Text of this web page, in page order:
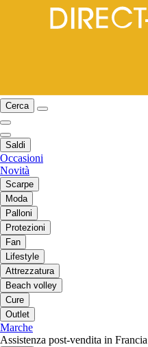
Cerca
Saldi
Occasioni
Novità
Scarpe
Moda
Palloni
Protezioni
Fan
Lifestyle
Attrezzatura
Beach volley
Cure
Outlet
Marche
Assistenza post-vendita in Francia